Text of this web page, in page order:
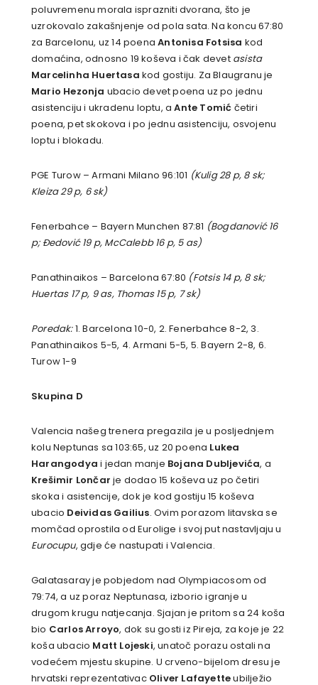
poluvremenu morala isprazniti dvorana, što je
uzrokovalo zakašnjenje od pola sata. Na koncu 67:80
za Barcelonu, uz 14 poenaAntonisa Fotsisa kod
domaćina, odnosno 19 koševa i čak devet asista
Marcelinha Huertasa kod gostiju. Za Blaugranu je
Mario Hezonja ubacio devet poena uz po jednu
asistenciju i ukradenu loptu, aAnte Tomić četiri
poena, pet skokova i po jednu asistenciju, osvojenu
loptu i blokadu.
PGE Turow – Armani Milano 96:101 (Kulig 28 p, 8 sk;
Kleiza 29 p, 6 sk)
Fenerbahce – Bayern Munchen 87:81 (Bogdanović 16
p; Đedović 19 p, McCalebb 16 p, 5 as)
Panathinaikos – Barcelona 67:80 (Fotsis 14 p, 8 sk;
Huertas 17 p, 9 as, Thomas 15 p, 7 sk)
Poredak:1. Barcelona 10-0, 2. Fenerbahce 8-2, 3.
Panathinaikos 5-5, 4. Armani 5-5, 5. Bayern 2-8, 6.
Turow 1-9
Skupina D
Valencia našeg trenera pregazila je u posljednjem
kolu Neptunas sa 103:65, uz 20 poena Lukea
Harangodya i jedan manje Bojana Dubljevića, a
Krešimir Lončar je dodao 15 koševa uz po četiri
skoka i asistencije, dok je kod gostiju 15 koševa
ubacio Deividas Gailius. Ovim porazom litavska se
momčad oprostila od Eurolige i svoj put nastavljaju u
Eurocupu, gdje će nastupati i Valencia.
Galatasaray je pobjedom nad Olympiacosom od
79:74, a uz poraz Neptunasa, izborio igranje u
drugom krugu natjecanja. Sjajan je pritom sa 24 koša
bio Carlos Arroyo, dok su gosti iz Pireja, za koje je 22
koša ubacio Matt Lojeski, unatoč porazu ostali na
vodećem mjestu skupine. U crveno-bijelom dresu je
hrvatski reprezentativac Oliver Lafayetteubilježio